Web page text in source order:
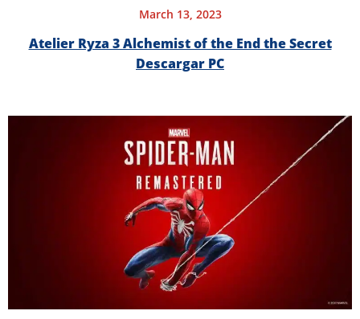
March 13, 2023
Atelier Ryza 3 Alchemist of the End the Secret
Descargar PC